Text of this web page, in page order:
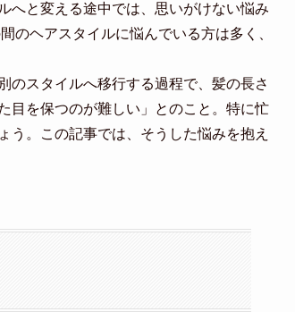
へと変える途中では、思いがけない悩み
のヘアスタイルに悩んでいる方は多く、
のスタイルへ移行する過程で、髪の長さ
目を保つのが難しい」とのこと。特に忙
う。この記事では、そうした悩みを抱え